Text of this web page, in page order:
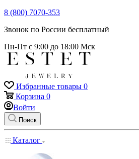
8 (800) 7070-353
Звонок по России бесплатный
Пн-Пт с 9:00 до 18:00 Мск
Избранные товары 0
Корзина 0
Войти
Поиск
Каталог